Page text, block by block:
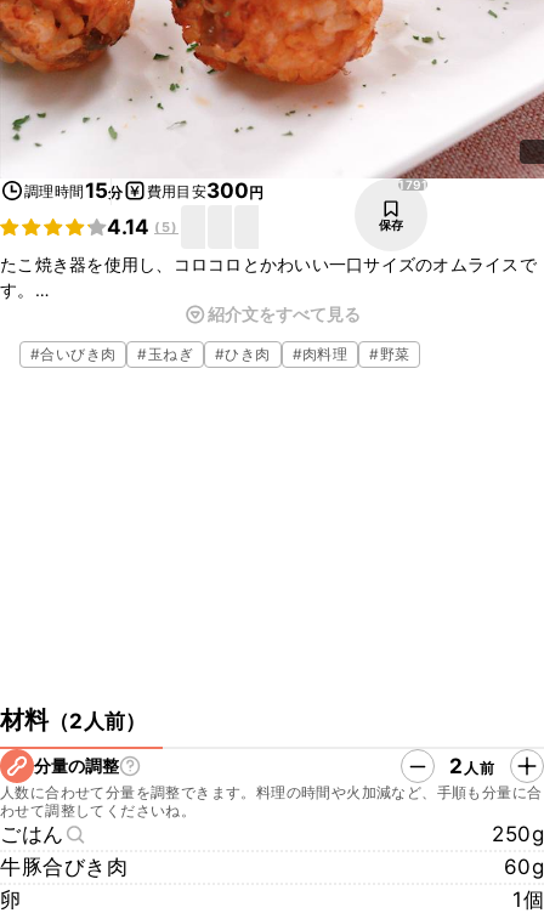
調理時間15分 費用目安300円
4.14 ( 5)
1791
保存
たこ焼き器を使用し、コロコロとかわいい一口サイズのオムライスで
す。
具材をすべて最初に混ぜ込んでしまうことで簡単にオムライスを作る
ことができますよ。
小さいサイズで食べやすく、お子様も好きな味付けになっています。
紹介文をすべて見る
#合いびき肉 #玉ねぎ #ひき肉 #肉料理 #野菜
材料（2人前）
分量の調整 2 人前
人数に合わせて分量を調整できます。料理の時間や火加減など、手順も分量に合
わせて調整してくださいね。
ごはん
250g
牛豚合びき肉
60g
卵
1個